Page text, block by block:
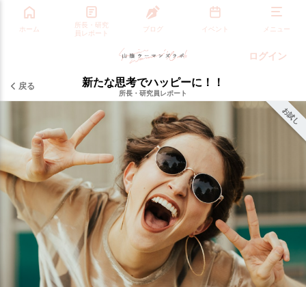
ホーム
所長・研究
員レポート
ブログ イベント メニュー
ログイン
戻る 新たな思考でハッピーに！！
所長・研究員レポート
お試し